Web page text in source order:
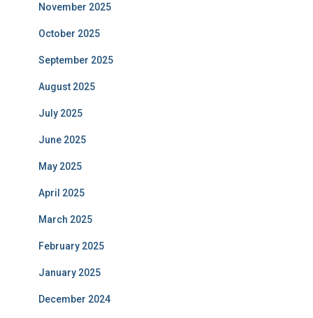
November 2025
October 2025
September 2025
August 2025
July 2025
June 2025
May 2025
April 2025
March 2025
February 2025
January 2025
December 2024